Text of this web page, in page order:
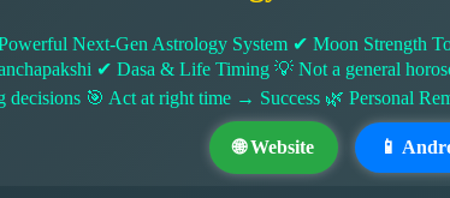
Next-Gen Astrology System ✔ Moon Strength
✔ Dasa & Life Timing 💡 Not a general
🎯 Act at right time → Success 🌿 Personal
🌐 Website 📱